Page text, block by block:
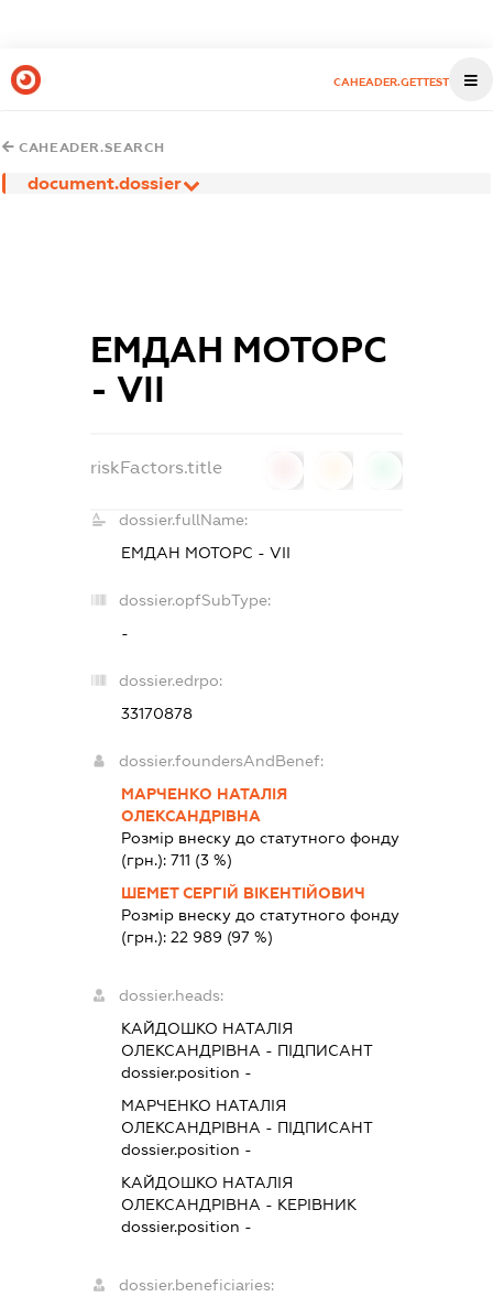
CAHEADER.GETTEST
CAHEADER.SEARCH
document.dossier
ЕМДАН МОТОРС
- VІІ
riskFactors.title
dossier.fullName:
ЕМДАН МОТОРС - VІІ
dossier.opfSubType:
-
dossier.edrpo:
33170878
dossier.foundersAndBenef:
МАРЧЕНКО НАТАЛІЯ
ОЛЕКСАНДРІВНА
Розмір внеску до статутного фонду
(грн.):711 (3 %)
ШЕМЕТ СЕРГІЙ ВІКЕНТІЙОВИЧ
Розмір внеску до статутного фонду
(грн.):22 989 (97 %)
dossier.heads:
КАЙДОШКО НАТАЛІЯ
ОЛЕКСАНДРІВНА - ПІДПИСАНТ
dossier.position -
МАРЧЕНКО НАТАЛІЯ
ОЛЕКСАНДРІВНА - ПІДПИСАНТ
dossier.position -
КАЙДОШКО НАТАЛІЯ
ОЛЕКСАНДРІВНА - КЕРІВНИК
dossier.position -
dossier.beneficiaries: